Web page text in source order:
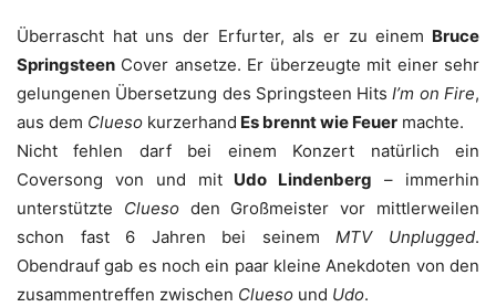
Überrascht hat uns der Erfurter, als er zu einem Bruce
Springsteen Cover ansetze. Er überzeugte mit einer sehr
gelungenen Übersetzung des Springsteen HitsI’m on Fire,
aus dem Clueso kurzerhand Es brennt wie Feuer machte.
Nicht fehlen darf bei einem Konzert natürlich ein
Coversong von und mit Udo Lindenberg – immerhin
unterstützte Cluesoden Großmeister vor mittlerweilen
schon fast 6 Jahren bei seinemMTV Unplugged.
Obendrauf gab es noch ein paar kleine Anekdoten von den
zusammentreffen zwischen Clueso und Udo.